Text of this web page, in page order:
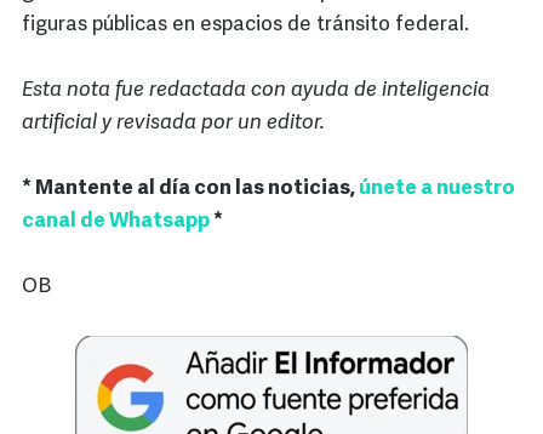
figuras públicas en espacios de tránsito federal.
Esta nota fue redactada con ayuda de inteligencia
artificial y revisada por un editor.
* Mantente al día con las noticias, únete a nuestro
canal de Whatsapp*
OB